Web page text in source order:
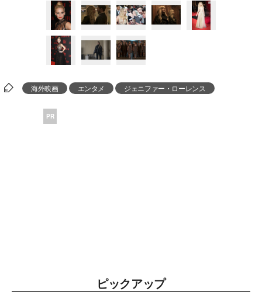
海外映画 エンタメ ジェニファー・ローレンス
PR
ピックアップ